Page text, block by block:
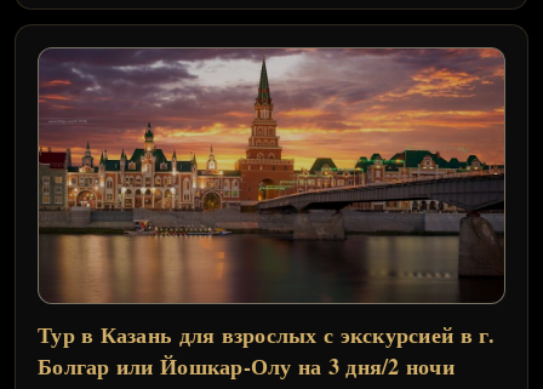
Тур в Казань для взрослых с экскурсией в г.
Болгар или Йошкар-Олу на 3 дня/2 ночи